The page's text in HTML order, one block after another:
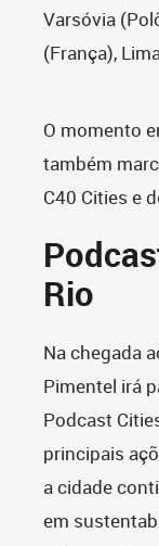
Varsóvia
(França),
O momento
também
C40 Cities e
Rio
Na chegada
Pimentel irá
Podcast
principais
a cidade
em